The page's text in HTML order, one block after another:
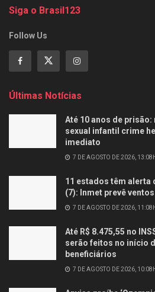
Siga o Brasil123
Follow Us
Últimas Notícias
Até 10 anos de
sexual infantil crime
imediato
7 DE AGOSTO DE 2026,
11 estados têm alerta
(7): Inmet prevê
7 DE AGOSTO DE 2026,
Até R$ 8.475,55 no
serão feitos no início
beneficiários
7 DE AGOSTO DE 2026,